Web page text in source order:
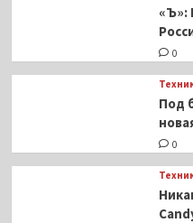
«Разрушителя»
«Ъ»:
0
Под
0